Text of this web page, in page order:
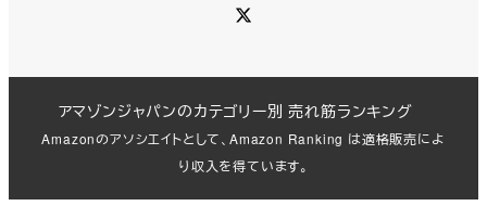
アマゾンジャパンのカテゴリー別 売れ筋ランキング
Amazonのアソシエイトとして、Amazon Ranking は適格販売によ
り収入を得ています。